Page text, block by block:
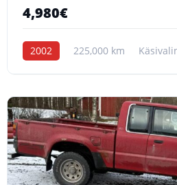
4,980€
2002 225,000 km